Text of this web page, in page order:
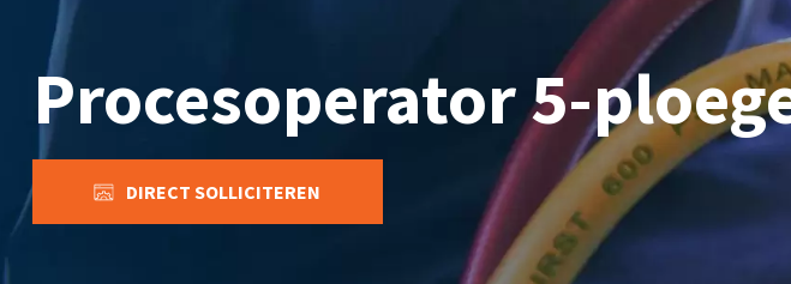
Procesoperator 5-
DIRECT SOLLICITEREN